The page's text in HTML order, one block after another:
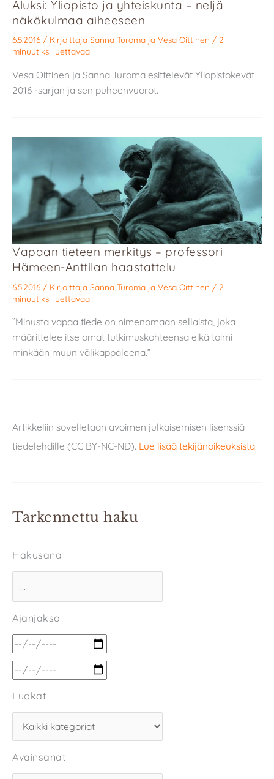
Aluksi: Yliopisto ja yhteiskunta – neljä
näkökulmaa aiheeseen
6.5.2016 / Kirjoittaja Sanna Turoma ja Vesa Oittinen / 2
minuutiksi luettavaa
Vesa Oittinen ja Sanna Turoma esittelevät Yliopistokevät
2016 -sarjan ja sen puheenvuorot.
Vapaan tieteen merkitys – professori
Hämeen-Anttilan haastattelu
6.5.2016 / Kirjoittaja Sanna Turoma ja Vesa Oittinen / 2
minuutiksi luettavaa
”Minusta vapaa tiede on nimenomaan sellaista, joka
määrittelee itse omat tutkimuskohteensa eikä toimi
minkään muun välikappaleena.”
Artikkeliin sovelletaan avoimen julkaisemisen lisenssiä
tiedelehdille (CC BY-NC-ND). Lue lisää tekijänoikeuksista.
Tarkennettu haku
Hakusana
Ajanjakso
Luokat
Avainsanat